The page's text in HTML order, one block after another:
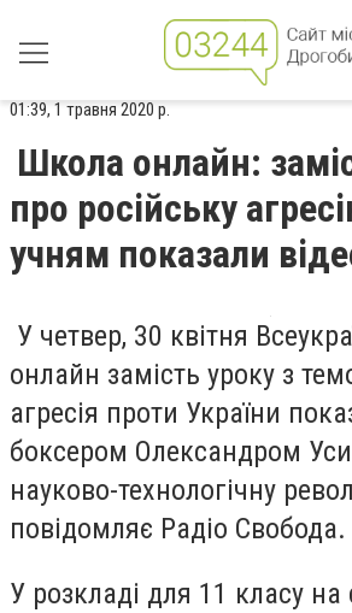
01:39, 1 травня 2020 р.
Школа онлайн:
про російську
учням показали
У четвер, 30 квітня
онлайн замість уроку з
агресія проти України
боксером Олександром
науково-технологічну
повідомляє Радіо Свобода.
У розкладі для 11 класу на